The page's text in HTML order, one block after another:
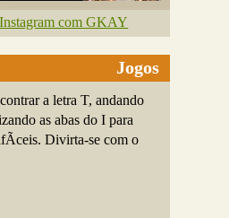
com GKAY
Jogos
a letra T, andando
as abas do I para
Divirta-se com o